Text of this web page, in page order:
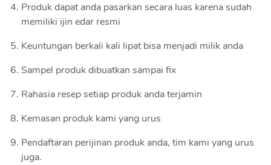
Produk dapat anda pasarkan secara luas karena sudah
memiliki ijin edar resmi
Keuntungan berkali kali lipat bisa menjadi milik anda
Sampel produk dibuatkan sampai fix
Rahasia resep setiap produk anda terjamin
Kemasan produk kami yang urus
Pendaftaran perijinan produk anda, tim kami yang urus
juga.